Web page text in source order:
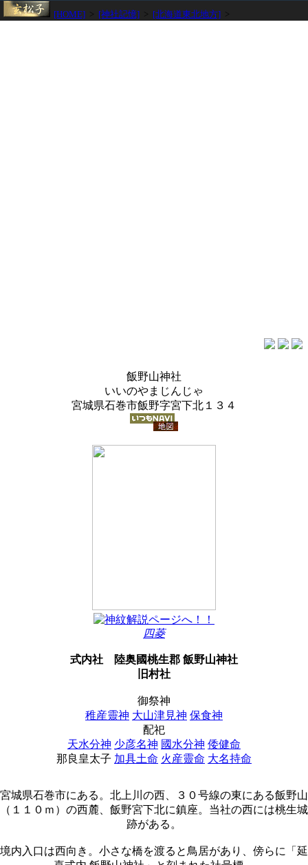
[HOME] [神社記憶] [北海道東北地方]
飯野山神社
いいのやまじんじゃ
宮城県石巻市飯野字宮下北１３４
四菱
式内社
陸奥國桃生郡 飯野山神社
旧村社
御祭神
稚産靈神 大山津見神 保食神
配祀
天水分神 少彦名神 國水分神 倭健命
那良皇太子 加具土命 火産靈命 大名持命
宮城県石巻市にある。北上川の西、３０号線の東にある飯野山
（１１０ｍ）の西麓、飯野宮下北に鎮座。当社の西には桃生城
跡がある。
境内入口は西向き。小さな橋を渡ると鳥居があり、傍らに「延